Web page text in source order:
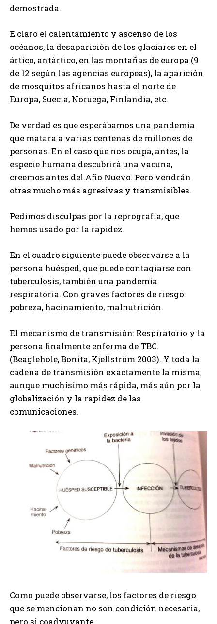
demostrada.
E claro el calentamiento y ascenso de los
océanos, la desaparición de los glaciares en el
ártico, antártico, en las montañas de europa (9
de 12 según las agencias europeas), la aparición
de mosquitos africanos hasta el norte de
Europa, Suecia, Noruega, Finlandia, etc.
De verdad es que esperábamos una pandemia
que matara a varias centenas de millones de
personas. En el caso que nos ocupa, antes, la
especie humana descubrirá una vacuna,
creemos antes del Año Nuevo. Pero vendrán
otras mucho más agresivas y transmisibles.
Pedimos disculpas por la reprografía, que
hemos usado por la rapidez.
En el cuadro siguiente puede observarse a la
persona huésped, que puede contagiarse con
tuberculosis, también una pandemia
respiratoria. Con graves factores de riesgo:
pobreza, hacinamiento, malnutrición.
El mecanismo de transmisión: Respiratorio y la
persona finalmente enferma de TBC.
(Beaglehole, Bonita, Kjellström 2003). Y toda la
cadena de transmisión exactamente la misma,
aunque muchisimo más rápida, más aún por la
globalización y la rapidez de las
comunicaciones.
Como puede observarse, los factores de riesgo
que se mencionan no son condición necesaria,
pero si coadyuvante.